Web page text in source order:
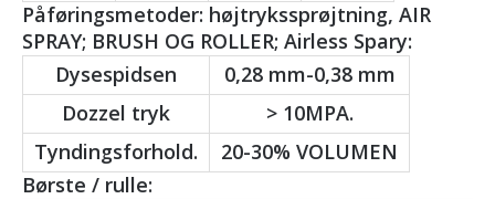
Påføringsmetoder: højtrykssprøjtning, AIR
SPRAY; BRUSH OG ROLLER; Airless Spary:
Dysespidsen
0,28 mm-0,38 mm
Dozzel tryk
> 10MPA.
Tyndingsforhold.
20-30% VOLUMEN
Børste / rulle: